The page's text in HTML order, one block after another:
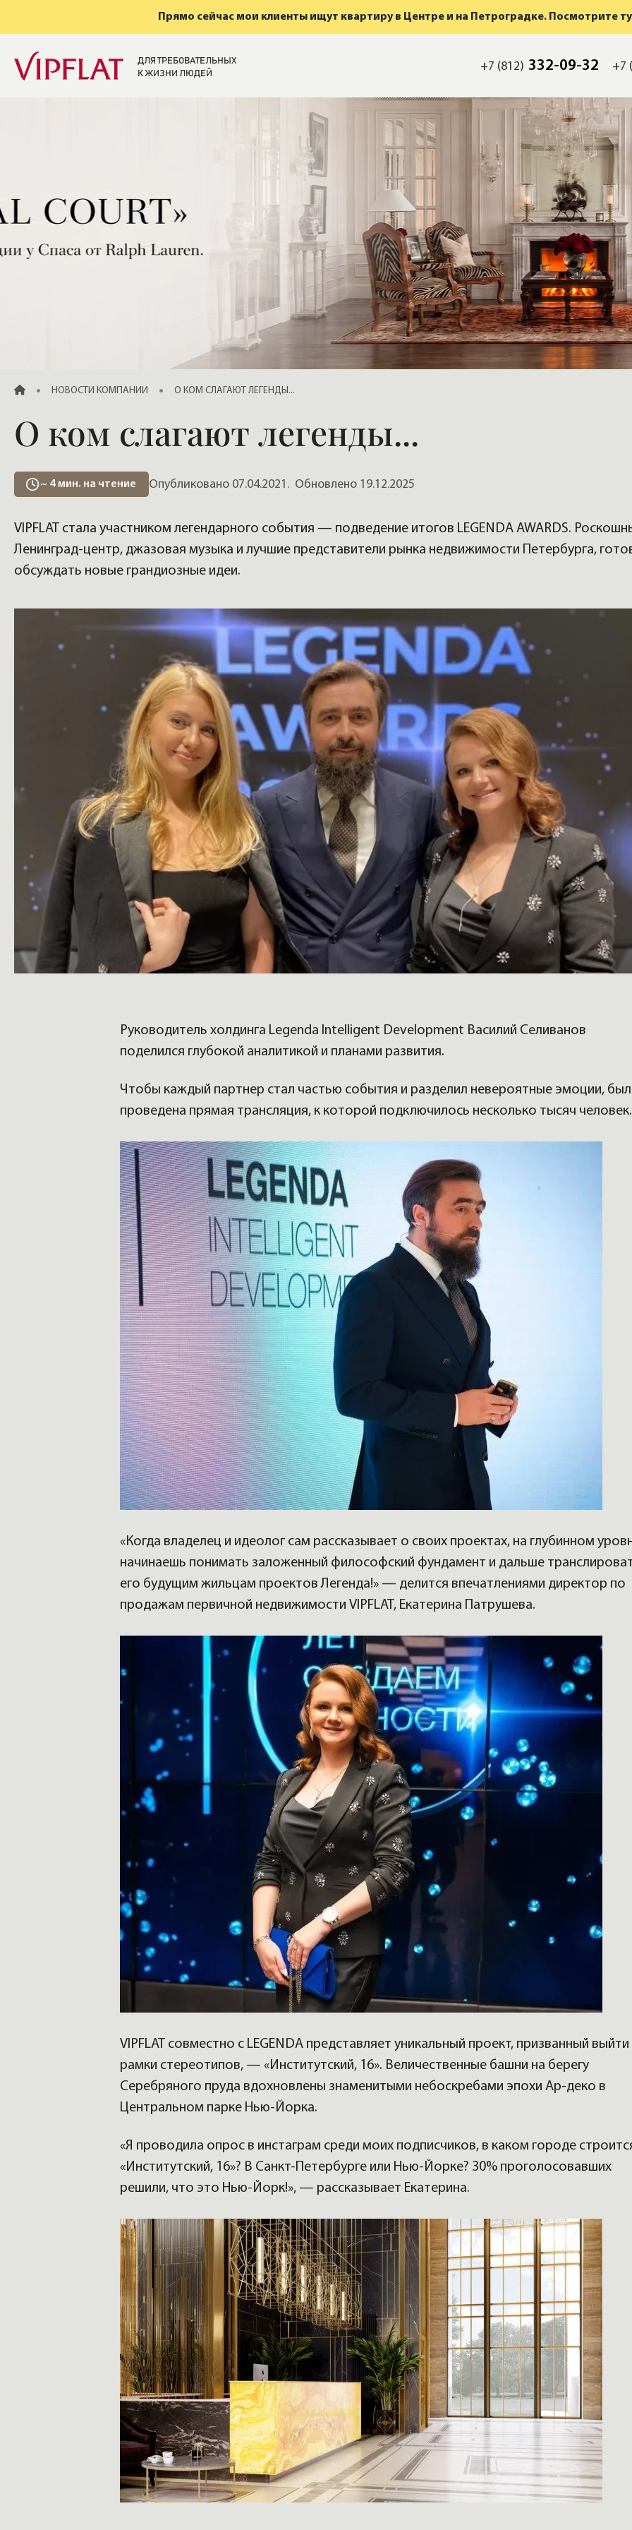
Прямо сейчас мои клиенты ищут квартиру в Центре и на Петроградке. Посмотрите
ДЛЯ ТРЕБОВАТЕЛЬНЫХ
К ЖИЗНИ ЛЮДЕЙ
+7 (812) 332-09-32 +7
Элитная недвижимость
Санкт-Петербурга
Продажа элитных квартир, жилья, домов
ГЛАВНАЯНОВОСТИ КОМПАНИИ О КОМ СЛАГАЮТ ЛЕГЕНДЫ...
О ком слагают легенды...
~ 4мин. на чтение Опубликовано 07.04.2021. Обновлено 19.12.2025
VIPFLAT стала участником легендарного события — подведение итогов LEGENDA AWARDS.
Ленинград-центр, джазовая музыка и лучшие представители рынка недвижимости Петербурга,
обсуждать новые грандиозные идеи.
Руководитель холдинга Legenda Intelligent Development Василий Селиванов
поделился глубокой аналитикой и планами развития.
Чтобы каждый партнер стал частью события и разделил невероятные эмоции,
проведена прямая трансляция, к которой подключилось несколько тысяч человек.
«Когда владелец и идеолог сам рассказывает о своих проектах, на глубинном
начинаешь понимать заложенный философский фундамент и дальше
его будущим жильцам проектов Легенда!» — делится впечатлениями директор по
продажам первичной недвижимости VIPFLAT, Екатерина Патрушева.
VIPFLAT совместно с LEGENDA представляет уникальный проект, призванный выйти
рамки стереотипов, — «Институтский, 16». Величественные башни на берегу
Серебряного пруда вдохновлены знаменитыми небоскребами эпохи Ар-деко в
Центральном парке Нью-Йорка.
«Я проводила опрос в инстаграм среди моих подписчиков, в каком городе
«Институтский, 16»? В Санкт-Петербурге или Нью-Йорке? 30% проголосовавших
решили, что это Нью-Йорк!», — рассказывает Екатерина.